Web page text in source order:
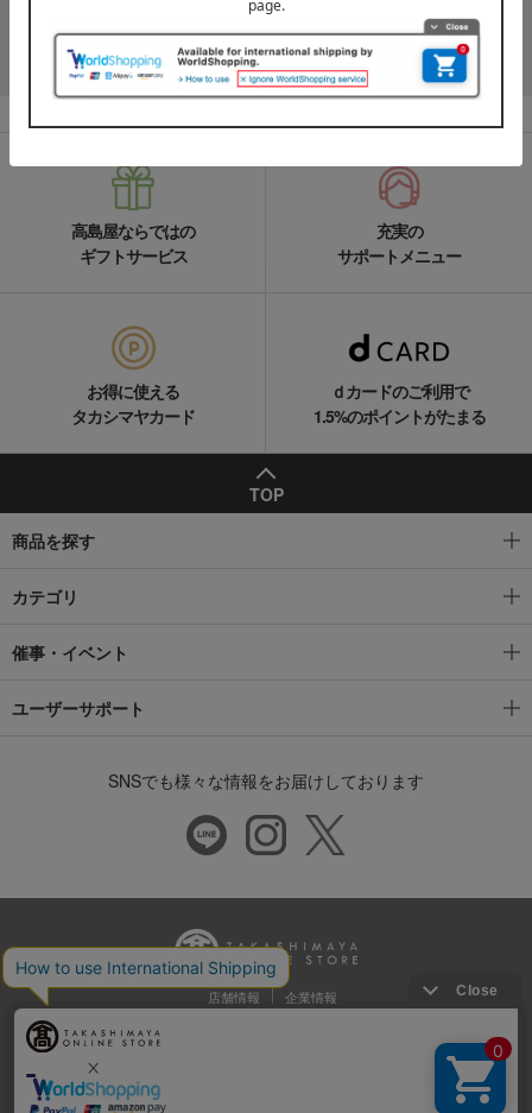
LINEの友達追加をする
高島屋ならではの
ギフトサービス
充実の
サポートメニュー
お得に使える
タカシマヤカード
ｄカードのご利用で
1.5%のポイントがたまる
TOP
商品を探す
カテゴリ
催事・イベント
ユーザーサポート
SNSでも様々な情報をお届けしております
店舗情報 企業情報
推奨環境 特定商取引法に基づく表示
プライバシーポリシー
Cookie等の第三者提供について
ウェブアクセシビリティ方針